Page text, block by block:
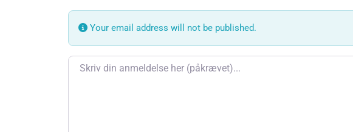
Your email address will not be published.
Review text